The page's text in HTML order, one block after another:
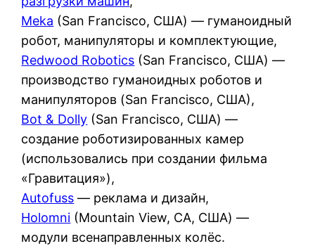
Meka (San Francisco, США) — гуманоидный
робот, манипуляторы и комплектующие,
Redwood Robotics (San Francisco, США) —
производство гуманоидных роботов и
манипуляторов (San Francisco, США),
Bot & Dolly (San Francisco, США) —
создание роботизированных камер
(использовались при создании фильма
«Гравитация»),
Autofuss — реклама и дизайн,
Holomni (Mountain View, CA, США) —
модули всенаправленных колёс.